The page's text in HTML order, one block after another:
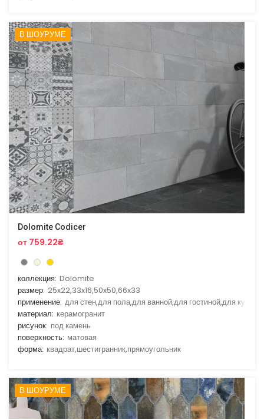
В ШОУРУМЕ
Dolomite Codicer
от 759.22₴
коллекция: Dolomite
размер: 25x22,33x16,50x50,66x33
применение: для стен,для пола,для ванной,для гостиной,для кухни
материал: керамогранит
рисунок: под камень
поверхность: матовая
форма: квадрат,шестигранник,прямоугольник
В ШОУРУМЕ